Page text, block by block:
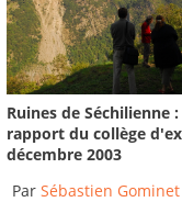
Ruines de Séchilienne :
rapport du collège
décembre 2003
Par Sébastien Gominet